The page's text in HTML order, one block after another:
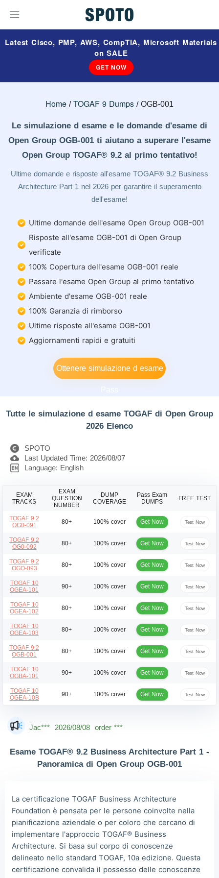
Latest Cisco, PMP, AWS, CompTIA, Microsoft Materials
on SALE
GET NOW
Home TOGAF 9 Dumps OGB-001
Le simulazione d esame e le domande d'esame di
Open Group OGB-001 ti aiutano a superare l'esame
Open Group TOGAF® 9.2 al primo tentativo!
Ultime domande e risposte all'esame TOGAF® 9.2 Business
Architecture Part 1 nel 2026 per garantire il superamento
dell'esame!
Ultime domande dell'esame Open Group OGB-001
Risposte all'esame OGB-001 di Open Group
verificate
100% Copertura dell'esame OGB-001 reale
Passare l'esame Open Group al primo tentativo
Ambiente d'esame OGB-001 reale
100% Garanzia di rimborso
Ultime risposte all'esame OGB-001
Aggiornamenti rapidi e gratuiti
Ottenere simulazione d esame
Tutte le simulazione d esame TOGAF di Open Group
2026 Elenco
SPOTO
Last Updated Time: 2026/08/07
Language: English
EXAM
TRACKS
EXAM
QUESTION
NUMBER
DUMP
COVERAGE
Pass Exam
DUMPS
FREE TEST
TOGAF 9.2
OG0-091
80+ 100% cover Get Now Test Now
TOGAF 9.2
OG0-092
80+ 100% cover Get Now Test Now
TOGAF 9.2
OGO-093
80+ 100% cover Get Now Test Now
TOGAF 10
OGEA-101
90+ 100% cover Get Now Test Now
TOGAF 10
OGEA-102
80+ 100% cover Get Now Test Now
TOGAF 10
OGEA-103
80+ 100% cover Get Now Test Now
TOGAF 9.2
OGB-001
80+ 100% cover Get Now Test Now
TOGAF 10
OGBA-101
90+ 100% cover Get Now Test Now
TOGAF 10
OGEA-10B
90+ 100% cover Get Now Test Now
Jac*** 2026/08/08 order ***
The*** 2026/08/08 order ***
Wil*** 2026/08/08 order ***
Luc*** 2026/08/08 order ***
Mas*** 2026/08/08 order ***
Esame TOGAF® 9.2 Business Architecture Part 1 -
Panoramica di Open Group OGB-001
La certificazione TOGAF Business Architecture
Foundation è pensata per le persone coinvolte nella
pianificazione aziendale o per coloro che cercano di
implementare l'approccio TOGAF® Business
Architecture. Si basa sul corpo di conoscenze
delineato nello standard TOGAF, 10a edizione. Questa
certificazione convalida il possesso delle conoscenze